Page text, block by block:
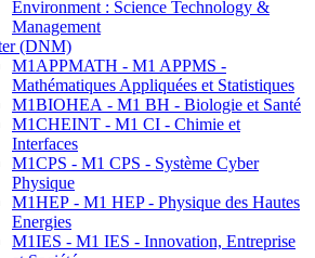
Environment : Science Technology &
Management
(DNM)
M1APPMATH - M1 APPMS -
Mathématiques Appliquées et Statistiques
M1BIOHEA - M1 BH - Biologie et Santé
M1CHEINT - M1 CI - Chimie et
Interfaces
M1CPS - M1 CPS - Système Cyber
Physique
M1HEP - M1 HEP - Physique des Hautes
Energies
M1IES - M1 IES - Innovation, Entreprise